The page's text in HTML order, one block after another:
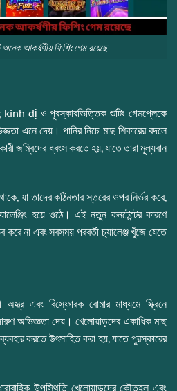
আকর্ষণীয় ফিশিং গেম রয়েছে
dị ও পুরস্কারভিত্তিক শুটিং গেমপ্লেকে
এনে দেয়। পানির নিচে মাছ শিকারের বদলে
জম্বিদের ধ্বংস করতে হয়, যাতে তারা মূল্যবান
যা তাদের কঠিনতার স্তরের ওপর নির্ভর করে,
হয়ে ওঠে। এই নতুন কনটেন্টের কারণে
না এবং সবসময় পরবর্তী চ্যালেঞ্জ খুঁজে যেতে
এবং বিস্ফোরক বোমার মাধ্যমে স্ক্রিনে
অভিজ্ঞতা দেয়। খেলোয়াড়দের একাধিক মাছ
করতে উৎসাহিত করা হয়, যাতে পুরস্কারের
উপস্থিতি খেলোয়াড়দের কৌতূহল এবং